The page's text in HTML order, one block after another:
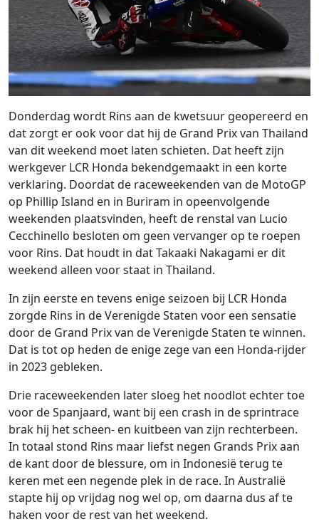
Donderdag wordt Rins aan de kwetsuur geopereerd en
dat zorgt er ook voor dat hij de Grand Prix van Thailand
van dit weekend moet laten schieten. Dat heeft zijn
werkgever LCR Honda bekendgemaakt in een korte
verklaring. Doordat de raceweekenden van de MotoGP
op Phillip Island en in Buriram in opeenvolgende
weekenden plaatsvinden, heeft de renstal van Lucio
Cecchinello besloten om geen vervanger op te roepen
voor Rins. Dat houdt in dat Takaaki Nakagami er dit
weekend alleen voor staat in Thailand.
In zijn eerste en tevens enige seizoen bij LCR Honda
zorgde Rins in de Verenigde Staten voor een sensatie
door de Grand Prix van de Verenigde Staten te winnen.
Dat is tot op heden de enige zege van een Honda-rijder
in 2023 gebleken.
Drie raceweekenden later sloeg het noodlot echter toe
voor de Spanjaard, want bij een crash in de sprintrace
brak hij het scheen- en kuitbeen van zijn rechterbeen.
In totaal stond Rins maar liefst negen Grands Prix aan
de kant door de blessure, om in Indonesië terug te
keren met een negende plek in de race. In Australië
stapte hij op vrijdag nog wel op, om daarna dus af te
haken voor de rest van het weekend.